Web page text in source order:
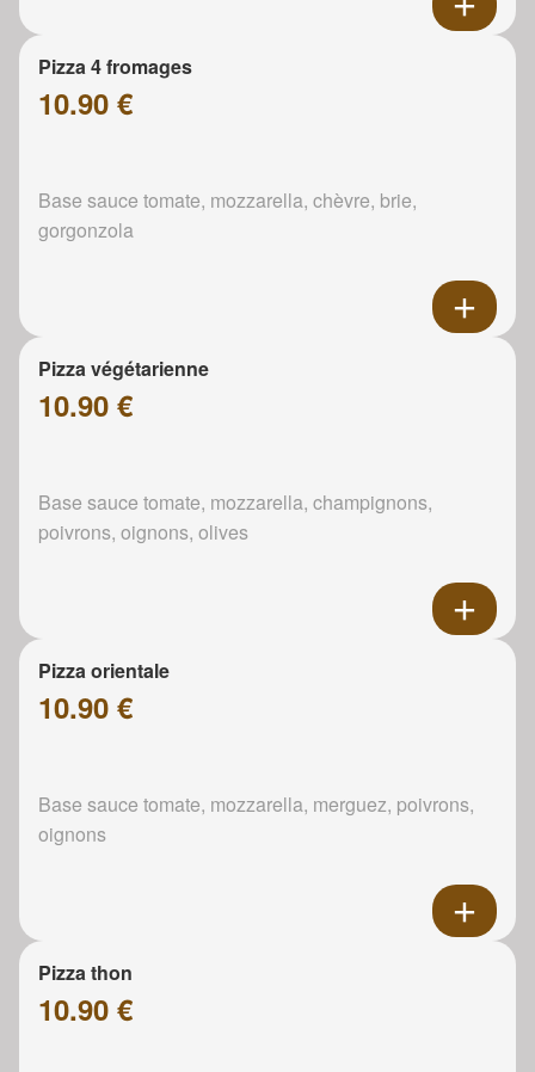
Pizza 4 fromages
10.90 €
Base sauce tomate, mozzarella, chèvre, brie,
gorgonzola
Pizza végétarienne
10.90 €
Base sauce tomate, mozzarella, champignons,
poivrons, oignons, olives
Pizza orientale
10.90 €
Base sauce tomate, mozzarella, merguez, poivrons,
oignons
Pizza thon
10.90 €